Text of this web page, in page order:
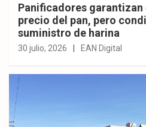
Panificadores
precio del pan, pero
suministro de harina
30 julio, 2026 EAN Digital